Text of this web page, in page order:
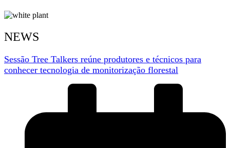
NEWS
Sessão Tree Talkers reúne produtores e técnicos para
conhecer tecnologia de monitorização florestal